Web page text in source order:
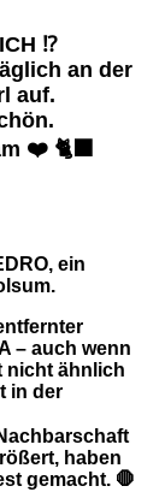
⁉️
an der
auf.
❤️ 🐈‍⬛
ein
– auch wenn
nicht ähnlich
in der
haben
gemacht. 🛑